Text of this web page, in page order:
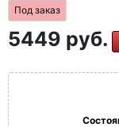
Под заказ
5449 руб.